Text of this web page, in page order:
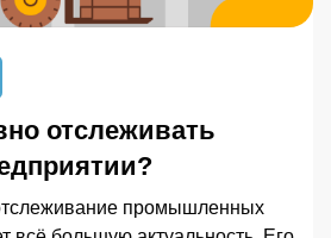
отслеживать
промышленных